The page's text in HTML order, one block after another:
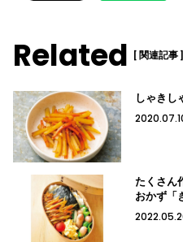
Related [ 関連記事 ]
しゃきし
たくさん
おかず「